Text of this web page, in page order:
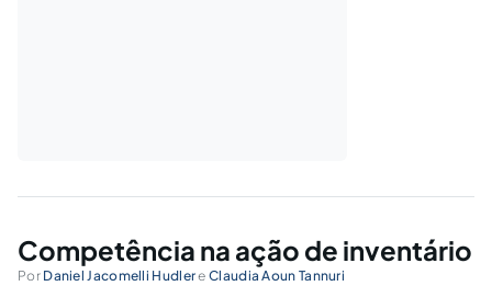
Competência na ação de inventário
Por Daniel Jacomelli HudlereClaudia Aoun Tannuri